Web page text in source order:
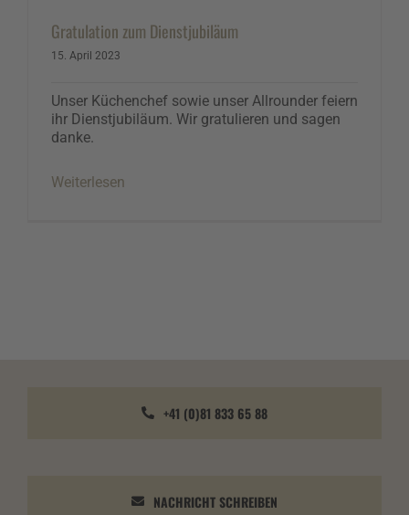
Gratulation zum Dienstjubiläum
15. April 2023
Unser Küchenchef sowie unser Allrounder feiern
ihr Dienstjubiläum. Wir gratulieren und sagen
danke.
Weiterlesen
+41 (0)81 833 65 88
NACHRICHT SCHREIBEN